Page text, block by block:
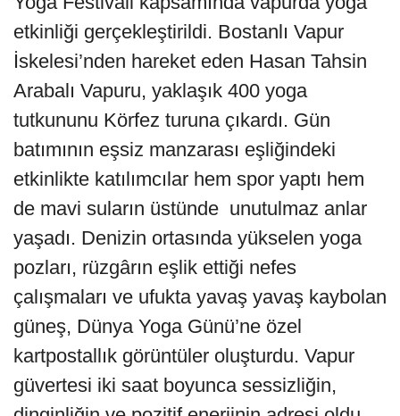
etkinliği gerçekleştirildi. Bostanlı Vapur
İskelesi’nden hareket eden Hasan Tahsin
Arabalı Vapuru, yaklaşık 400 yoga
tutkununu Körfez turuna çıkardı. Gün
batımının eşsiz manzarası eşliğindeki
etkinlikte katılımcılar hem spor yaptı hem
de mavi suların üstünde unutulmaz anlar
yaşadı. Denizin ortasında yükselen yoga
pozları, rüzgârın eşlik ettiği nefes
çalışmaları ve ufukta yavaş yavaş kaybolan
güneş, Dünya Yoga Günü’ne özel
kartpostallık görüntüler oluşturdu. Vapur
güvertesi iki saat boyunca sessizliğin,